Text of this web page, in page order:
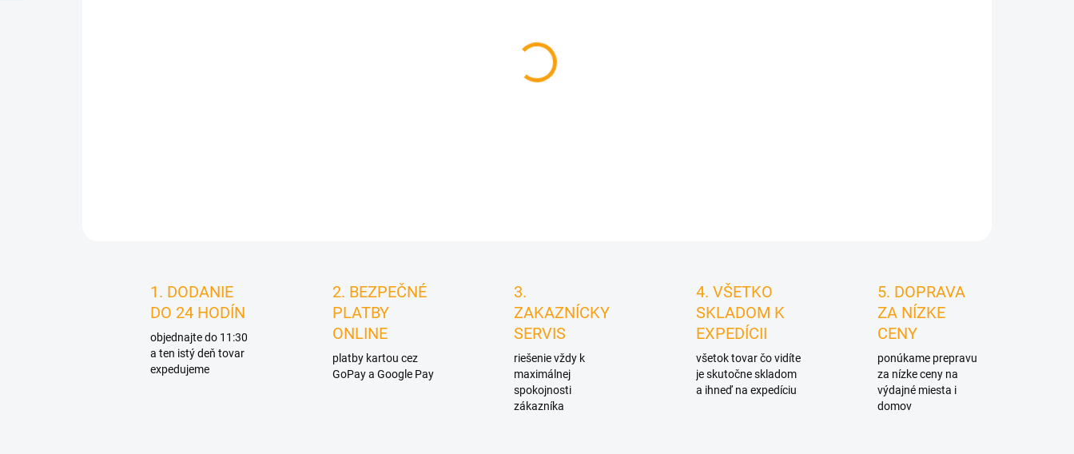
1. DODANIE
DO 24 HODÍN
objednajte do 11:30
a ten istý deň tovar
expedujeme
2. BEZPEČNÉ
PLATBY
ONLINE
platby kartou cez
GoPay a Google Pay
3.
ZAKAZNÍCKY
SERVIS
riešenie vždy k
maximálnej
spokojnosti
zákazníka
4. VŠETKO
SKLADOM K
EXPEDÍCII
všetok tovar čo vidíte
je skutočne skladom
a ihneď na expedíciu
5. DOPRAVA
ZA NÍZKE
CENY
ponúkame prepravu
za nízke ceny na
výdajné miesta i
domov